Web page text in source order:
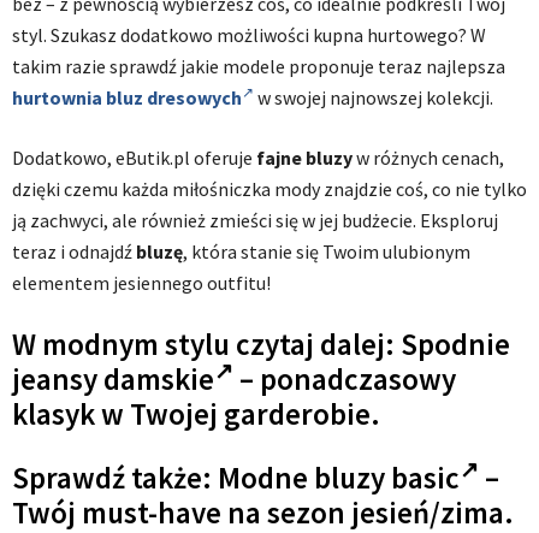
styl. Szukasz dodatkowo możliwości kupna hurtowego? W
takim razie sprawdź jakie modele proponuje teraz najlepsza
hurtownia bluz dresowych
w swojej najnowszej kolekcji.
Dodatkowo, eButik.pl oferuje fajne bluzyw różnych cenach,
dzięki czemu każda miłośniczka mody znajdzie coś, co nie tylko
ją zachwyci, ale również zmieści się w jej budżecie. Eksploruj
teraz i odnajdź bluzę, która stanie się Twoim ulubionym
elementem jesiennego outfitu!
W modnym stylu czytaj dalej: Spodnie
jeansy damskie
– ponadczasowy
klasyk w Twojej garderobie.
Sprawdź także: Modne bluzy basic
–
Twój must-have na sezon jesień/zima.